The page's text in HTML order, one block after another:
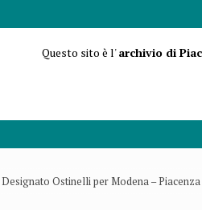
Questo sito è l'archivio di
Designato Ostinelli per Modena – Piacenza